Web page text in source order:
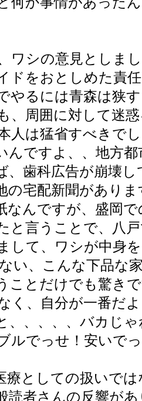
ワシの意見としま
ドをおとしめた責
やるには青森は狭
、周囲に対して迷
人は猛省すべきで
んですよ、、地方
、歯科広告が崩壊
の宅配新聞があり
なんですが、盛岡
と言うことで、八
して、ワシが中身
い、こんな下品な
ことだけでも驚き
く、自分が一番だ
、、、、、バカじ
ルでっせ！安いで
療としての扱いで
読者さんの反響が